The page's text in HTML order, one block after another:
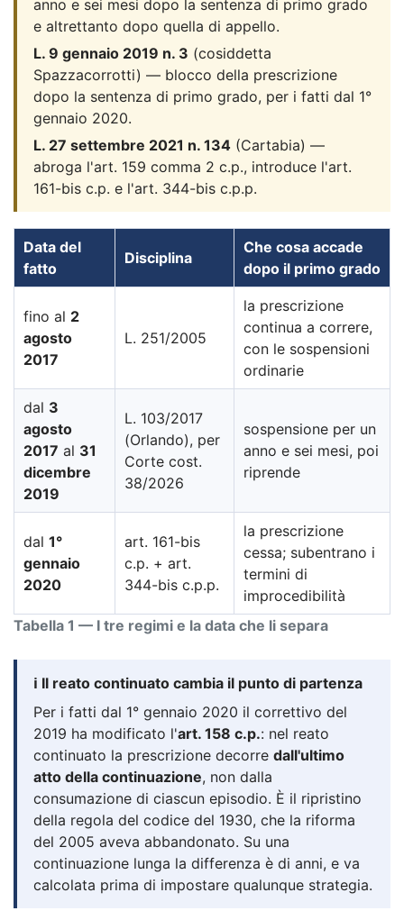
anno e sei mesi dopo la sentenza di primo grado
e altrettanto dopo quella di appello.
L. 9 gennaio 2019 n. 3 (cosiddetta
Spazzacorrotti) — blocco della prescrizione
dopo la sentenza di primo grado, per i fatti dal 1°
gennaio 2020.
L. 27 settembre 2021 n. 134 (Cartabia) —
abroga l'art. 159 comma 2 c.p., introduce l'art.
161-bis c.p. e l'art. 344-bis c.p.p.
Tabella 1 — I tre regimi e la data che li separa
Data del
fatto
Disciplina
Che cosa accade
dopo il primo grado
fino al 2
agosto
2017
L. 251/2005
la prescrizione
continua a correre,
con le sospensioni
ordinarie
dal 3
agosto
2017 al 31
dicembre
2019
L. 103/2017
(Orlando), per
Corte cost.
38/2026
sospensione per un
anno e sei mesi, poi
riprende
dal 1°
gennaio
2020
art. 161-bis
c.p. + art.
344-bis c.p.p.
la prescrizione
cessa; subentrano i
termini di
improcedibilità
ℹ️ Il reato continuato cambia il punto di partenza
Per i fatti dal 1° gennaio 2020 il correttivo del
2019 ha modificato l'art. 158 c.p.: nel reato
continuato la prescrizione decorre dall'ultimo
atto della continuazione, non dalla
consumazione di ciascun episodio. È il ripristino
della regola del codice del 1930, che la riforma
del 2005 aveva abbandonato. Su una
continuazione lunga la differenza è di anni, e va
calcolata prima di impostare qualunque strategia.